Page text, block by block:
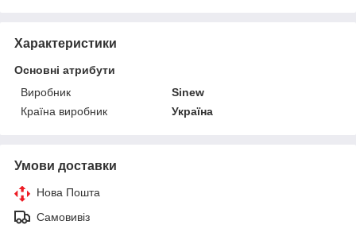
Характеристики
Основні атрибути
Виробник
Sinew
Країна виробник
Україна
Умови доставки
Нова Пошта
Самовивіз